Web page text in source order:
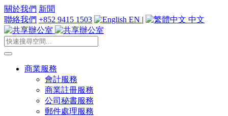
關於我們 新聞
聯絡我們 +852 9415 1503 EN | 中文
商業服務
會計服務
商業註冊服務
公司秘書服務
郵件處理服務